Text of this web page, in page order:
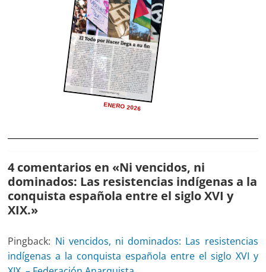
ENERO 2026
4 comentarios en «Ni vencidos, ni
dominados: Las resistencias indígenas a la
conquista española entre el siglo XVI y
XIX.»
Pingback: Ni vencidos, ni dominados: Las resistencias
indígenas a la conquista española entre el siglo XVI y